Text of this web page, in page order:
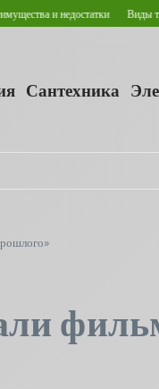
Виды тягачей:
Сантехника